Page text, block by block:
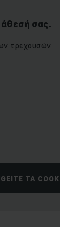
σας.
τρεχουσών
ΤΑ